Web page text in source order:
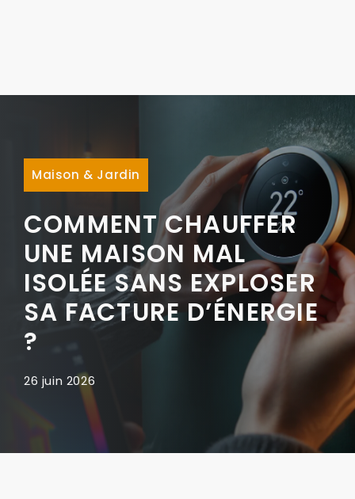
Maison & Jardin
COMMENT CHAUFFER
UNE MAISON MAL
ISOLÉE SANS EXPLOSER
SA FACTURE D’ÉNERGIE
?
26 juin 2026